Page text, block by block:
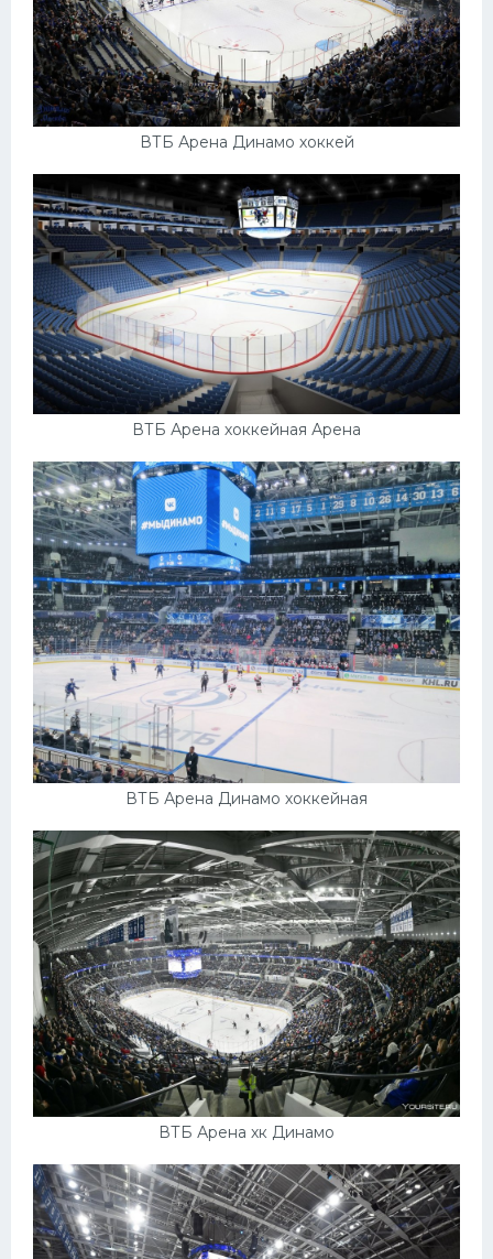
ВТБ Арена Динамо хоккей
ВТБ Арена хоккейная Арена
ВТБ Арена Динамо хоккейная
ВТБ Арена хк Динамо